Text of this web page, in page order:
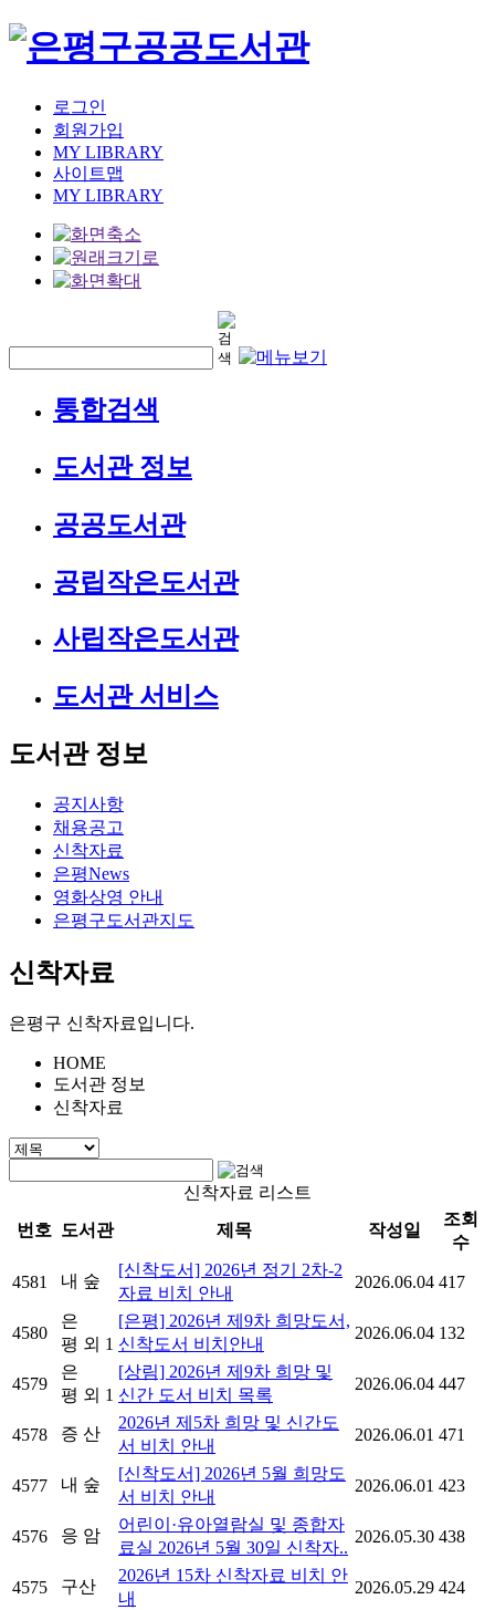
로그인
회원가입
MY LIBRARY
사이트맵
MY LIBRARY
통합검색
도서관 정보
공공도서관
공립작은도서관
사립작은도서관
도서관 서비스
도서관 정보
공지사항
채용공고
신착자료
은평News
영화상영 안내
은평구도서관지도
신착자료
은평구 신착자료입니다.
HOME
도서관 정보
신착자료
신착자료 리스트
번호 도서관 제목 작성일
조회
수
4581 내 숲
[신착도서] 2026년 정기 2차-2
자료 비치 안내
2026.06.04 417
4580
은
평 외 1
[은평] 2026년 제9차 희망도서,
신착도서 비치안내
2026.06.04 132
4579
은
평 외 1
[상림] 2026년 제9차 희망 및
신간 도서 비치 목록
2026.06.04 447
4578 증 산
2026년 제5차 희망 및 신간도
서 비치 안내
2026.06.01 471
4577 내 숲
[신착도서] 2026년 5월 희망도
서 비치 안내
2026.06.01 423
4576 응 암
어린이·유아열람실 및 종합자
료실 2026년 5월 30일 신착자..
2026.05.30 438
4575 구산
2026년 15차 신착자료 비치 안
내
2026.05.29 424